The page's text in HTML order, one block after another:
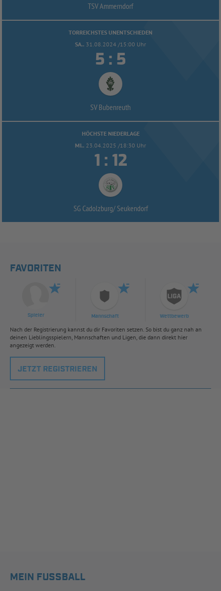
TSV Ammerndorf
TORREICHSTES UNENTSCHIEDEN
SA.. 31.08.2024 /15:00 Uhr
 : 
SV Bubenreuth
HÖCHSTE NIEDERLAGE
MI.. 23.04.2025 /18:30 Uhr
 : 
SG Cadolzburg/Seukendorf
FAVORITEN
Spieler Mannschaft Wettbewerb
Nach der Registrierung kannst du dir Favoriten setzen. So bist du ganz nah an
deinen Lieblingsspielern, Mannschaften und Ligen, die dann direkt hier
angezeigt werden.
JETZT REGISTRIEREN
MEIN FUSSBALL